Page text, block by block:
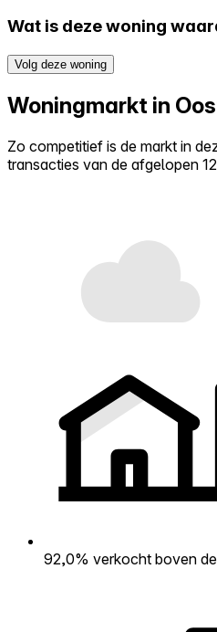
Wat is deze woning
Volg deze woning
Woningmarkt in
Zo competitief is de markt in
transacties van de afgelopen
92,0% verkocht boven